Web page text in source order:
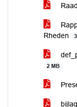
Rheden
2 MB